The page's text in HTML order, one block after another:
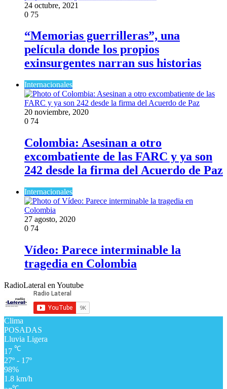
24 octubre, 2021
0 75
“Memorias guerrilleras”, una
película donde los propios
exinsurgentes narran sus historias
Internacionales
20 noviembre, 2020
0 74
Colombia: Asesinan a otro
excombatiente de las FARC y ya son
242 desde la firma del Acuerdo de Paz
Internacionales
27 agosto, 2020
0 74
Vídeo: Parece interminable la
tragedia en Colombia
RadioLateral en Youtube
Clima
POSADAS
Lluvia Ligera
17 ℃
27º - 17º
98%
1.8 km/h